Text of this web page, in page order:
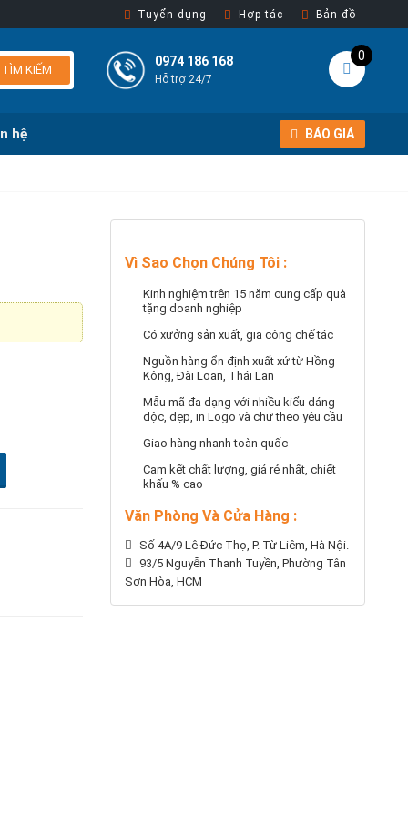
Tuyển dụng Hợp tác Bản đồ
TÌM KIẾM
0
0974 186 168
Hỗ trợ 24/7
hệ BÁO GIÁ
Vì Sao Chọn Chúng Tôi :
Kinh nghiệm trên 15 năm cung cấp quà
tặng doanh nghiệp
Có xưởng sản xuất, gia công chế tác
Nguồn hàng ổn định xuất xứ từ Hồng
Kông, Đài Loan, Thái Lan
Mẫu mã đa dạng với nhiều kiểu dáng
độc, đẹp, in Logo và chữ theo yêu cầu
Giao hàng nhanh toàn quốc
Cam kết chất lượng, giá rẻ nhất, chiết
khấu % cao
Văn Phòng Và Cửa Hàng :
Số 4A/9 Lê Đức Thọ, P. Từ Liêm, Hà Nội.
93/5 Nguyễn Thanh Tuyền, Phường Tân
Sơn Hòa, HCM